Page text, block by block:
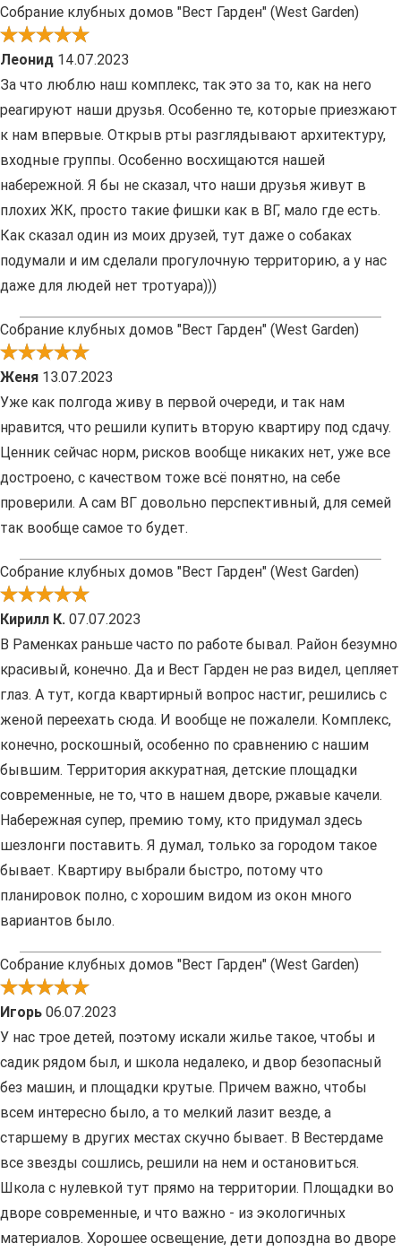
Собрание клубных домов "Вест Гарден" (West Garden)
Леонид 14.07.2023
За что люблю наш комплекс, так это за то, как на него
реагируют наши друзья. Особенно те, которые приезжают
к нам впервые. Открыв рты разглядывают архитектуру,
входные группы. Особенно восхищаются нашей
набережной. Я бы не сказал, что наши друзья живут в
плохих ЖК, просто такие фишки как в ВГ, мало где есть.
Как сказал один из моих друзей, тут даже о собаках
подумали и им сделали прогулочную территорию, а у нас
даже для людей нет тротуара)))
Собрание клубных домов "Вест Гарден" (West Garden)
Женя 13.07.2023
Уже как полгода живу в первой очереди, и так нам
нравится, что решили купить вторую квартиру под сдачу.
Ценник сейчас норм, рисков вообще никаких нет, уже все
достроено, с качеством тоже всё понятно, на себе
проверили. А сам ВГ довольно перспективный, для семей
так вообще самое то будет.
Собрание клубных домов "Вест Гарден" (West Garden)
Кирилл К. 07.07.2023
В Раменках раньше часто по работе бывал. Район безумно
красивый, конечно. Да и Вест Гарден не раз видел, цепляет
глаз. А тут, когда квартирный вопрос настиг, решились с
женой переехать сюда. И вообще не пожалели. Комплекс,
конечно, роскошный, особенно по сравнению с нашим
бывшим. Территория аккуратная, детские площадки
современные, не то, что в нашем дворе, ржавые качели.
Набережная супер, премию тому, кто придумал здесь
шезлонги поставить. Я думал, только за городом такое
бывает. Квартиру выбрали быстро, потому что
планировок полно, с хорошим видом из окон много
вариантов было.
Собрание клубных домов "Вест Гарден" (West Garden)
Игорь 06.07.2023
У нас трое детей, поэтому искали жилье такое, чтобы и
садик рядом был, и школа недалеко, и двор безопасный
без машин, и площадки крутые. Причем важно, чтобы
всем интересно было, а то мелкий лазит везде, а
старшему в других местах скучно бывает. В Вестердаме
все звезды сошлись, решили на нем и остановиться.
Школа с нулевкой тут прямо на территории. Площадки во
дворе современные, и что важно - из экологичных
материалов. Хорошее освещение, дети допоздна во дворе